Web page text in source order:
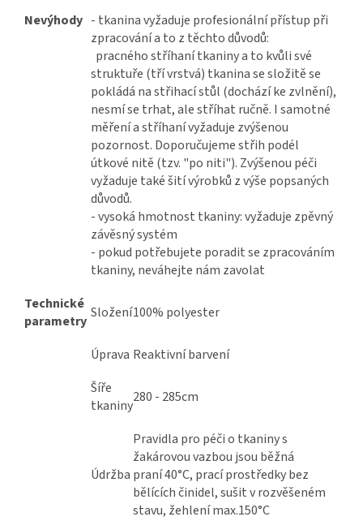
Nevýhody - tkanina vyžaduje profesionální přístup při
zpracování a to z těchto důvodů:
pracného stříhaní tkaniny a to kvůli své
struktuře (tří vrstvá) tkanina se složitě se
pokládá na střihací stůl (dochází ke zvlnění),
nesmí se trhat, ale stříhat ručně. I samotné
měření a stříhaní vyžaduje zvýšenou
pozornost. Doporučujeme střih podél
útkové nitě (tzv. "po niti"). Zvýšenou péči
vyžaduje také šití výrobků z výše popsaných
důvodů.
- vysoká hmotnost tkaniny: vyžaduje zpěvný
závěsný systém
- pokud potřebujete poradit se zpracováním
tkaniny, neváhejte nám zavolat
Technické
parametry Složení100% polyester
Úprava Reaktivní barvení
Šíře
tkaniny280 - 285cm
Údržba
Pravidla pro péči o tkaniny s
žakárovou vazbou jsou běžná
praní 40°C, prací prostředky bez
bělících činidel, sušit v rozvěšeném
stavu, žehlení max.150°C